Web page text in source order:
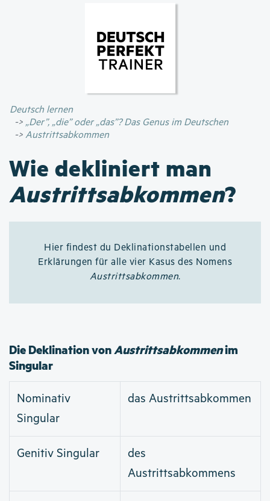
Inhalt
Deutsch lernen
„Der”, „die” oder „das”? Das Genus im Deutschen
Austrittsabkommen
Wie dekliniert man
Austrittsabkommen?
Hier findest du Deklinationstabellen und
Erklärungen für alle vier Kasus des Nomens
Austrittsabkommen.
Die Deklination vonAustrittsabkommenim
Singular
Nominativ
Singular
das Austrittsabkommen
Genitiv Singular
des
Austrittsabkommens